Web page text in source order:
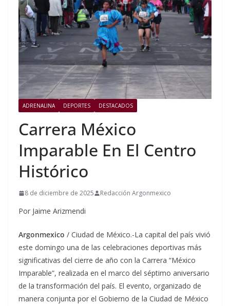
ADRENALINA DEPORTES DESTACADOS
Carrera México
Imparable En El Centro
Histórico
8 de diciembre de 2025 Redacción Argonmexico
Por Jaime Arizmendi
Argonmexico / Ciudad de México.-La capital del país vivió
este domingo una de las celebraciones deportivas más
significativas del cierre de año con la Carrera “México
Imparable”, realizada en el marco del séptimo aniversario
de la transformación del país. El evento, organizado de
manera conjunta por el Gobierno de la Ciudad de México